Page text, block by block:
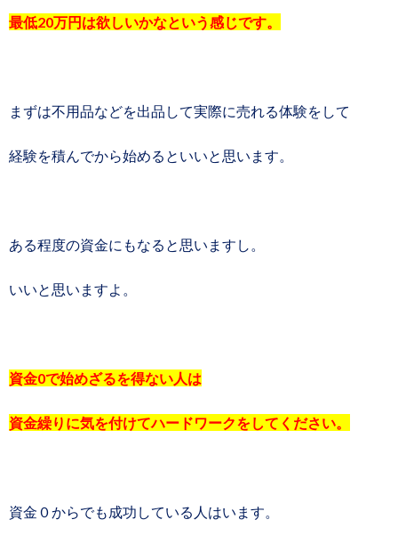
最低20万円は欲しいかなという感じです。
まずは不用品などを出品して実際に売れる体験をして
経験を積んでから始めるといいと思います。
ある程度の資金にもなると思いますし。
いいと思いますよ。
資金0で始めざるを得ない人は
資金繰りに気を付けてハードワークをしてください。
資金０からでも成功している人はいます。